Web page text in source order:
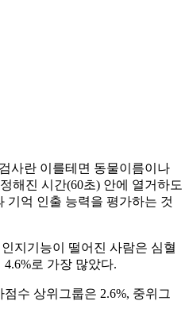
사란 이를테면 동물이름이나
해진 시간(60초) 안에 열거하도
기억 인출 능력을 평가하는 것
지기능이 떨어진 사람은 심혈
로 가장 많았다.
수 상위그룹은 2.6%, 중위그